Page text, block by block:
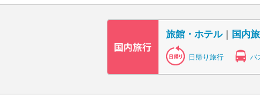
旅館・ホテル｜ 国内
日帰り旅行 バ